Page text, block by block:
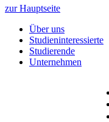
zur Hauptseite
Über uns
Studieninteressierte
Studierende
Unternehmen